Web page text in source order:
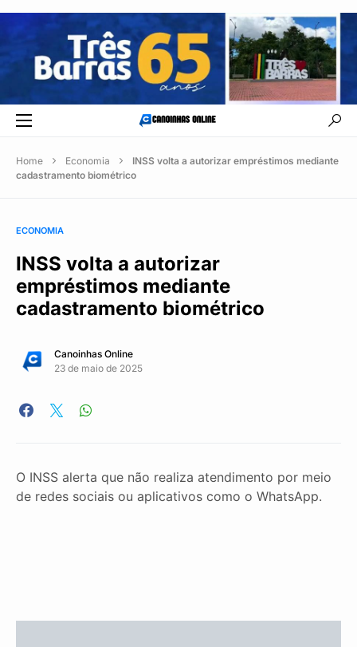
Home Economia
INSS volta a autorizar empréstimos mediante
cadastramento biométrico
ECONOMIA
INSS volta a autorizar
empréstimos mediante
cadastramento biométrico
Canoinhas Online
23 de maio de 2025
O INSS alerta que não realiza atendimento por meio
de redes sociais ou aplicativos como o WhatsApp.